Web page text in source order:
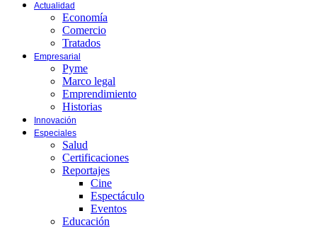
Actualidad
Economía
Comercio
Tratados
Empresarial
Pyme
Marco legal
Emprendimiento
Historias
Innovación
Especiales
Salud
Certificaciones
Reportajes
Cine
Espectáculo
Eventos
Educación